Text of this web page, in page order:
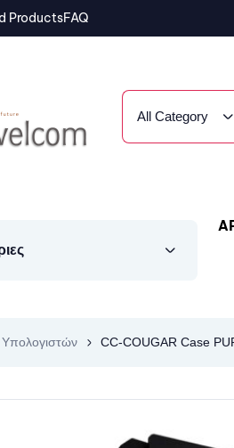
ProductsFAQ
All Category
Υπολογιστών CC-COUGAR Case